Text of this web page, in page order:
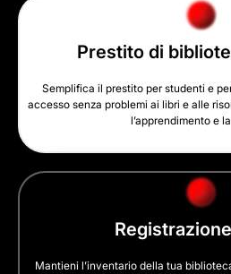
Prestito di
Semplifica il prestito per studenti e
accesso senza problemi ai libri e alle
l’apprendimento e
Mantieni l’inventario della tua